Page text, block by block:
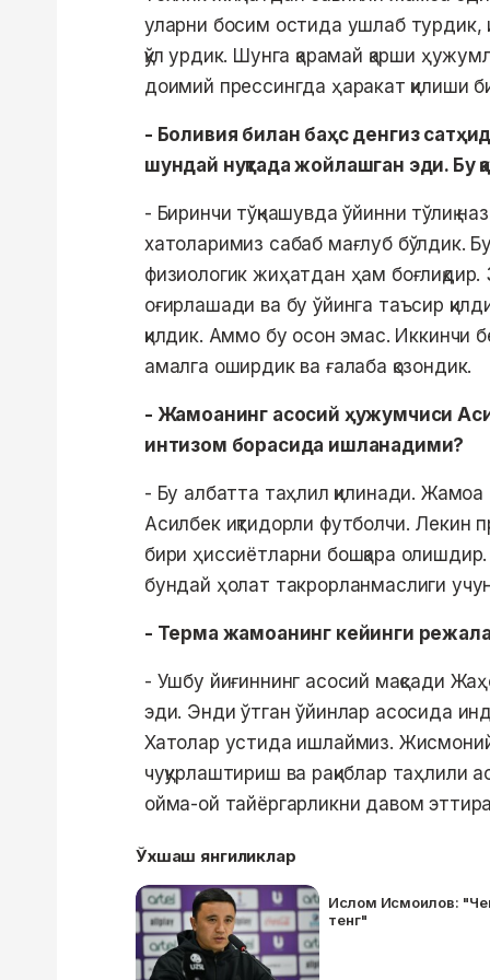
уларни босим остида ушлаб турдик,
қўл урдик. Шунга қарамай қарши
доимий прессингда ҳаракат қилиши
- Боливия билан баҳс денгиз
шундай нуқтада жойлашган эди. Бу
- Биринчи тўқнашувда ўйинни тўлиқ
хатоларимиз сабаб мағлуб бўлдик.
физиологик жиҳатдан ҳам
оғирлашади ва бу ўйинга таъсир
қилдик. Аммо бу осон эмас. Иккинчи
амалга оширдик ва ғалаба қозондик.
- Жамоанинг асосий ҳужумчиси
интизом борасида ишланадими?
- Бу албатта таҳлил қилинади.
Асилбек иқтидорли футболчи. Лекин
бири ҳиссиётларни бошқара олишдир.
бундай ҳолат такрорланмаслиги
- Терма жамоанинг кейинги
- Ушбу йиғиннинг асосий мақсади
эди. Энди ўтган ўйинлар асосида
Хатолар устида ишлаймиз.
чуқурлаштириш ва рақиблар
ойма-ой тайёргарликни давом
Ўхшаш янгиликлар
Ислом Исмоилов:
тенг"